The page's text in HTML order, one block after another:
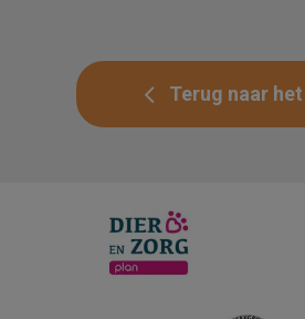
Terug naar